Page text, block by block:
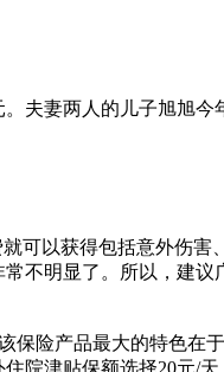
妻两人的儿子旭旭今
以获得包括意外伤害
不明显了。所以，建
险产品最大的特色在
院津贴保额选择20元/